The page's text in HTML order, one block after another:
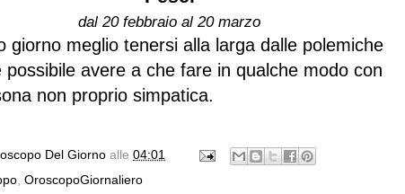
dal 20 febbraio al 20 marzo
giorno meglio tenersi alla larga dalle polemiche
possibile avere a che fare in qualche modo con
non proprio simpatica.
Del Giorno alle 04:01
OroscopoGiornaliero